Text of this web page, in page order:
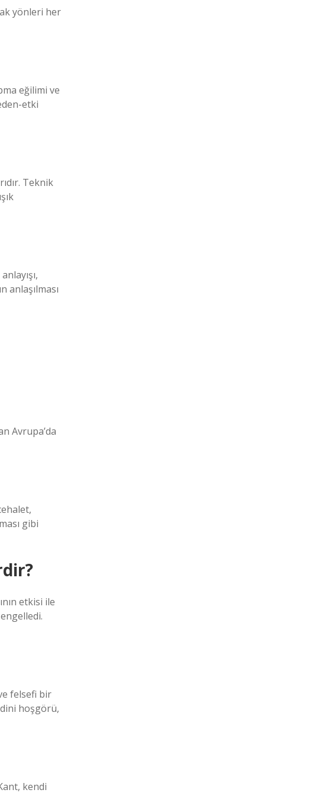
yönleri her
eğilimi ve
etki
Teknik
anlaşılması
Avrupa’da
gibi
etkisi ile
felsefi bir
hoşgörü,
kendi